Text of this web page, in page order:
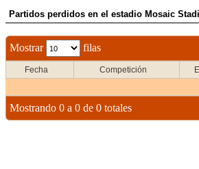
Partidos perdidos en el estadio Mosaic
Mostrar filas
Fecha Competición
Mostrando 0 a 0 de 0 totales